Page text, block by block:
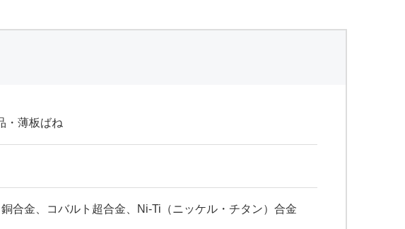
・薄板ばね
合金、コバルト超合金、Ni-Ti（ニッケル・チタン）合金